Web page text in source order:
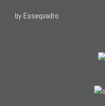
by Essequadro